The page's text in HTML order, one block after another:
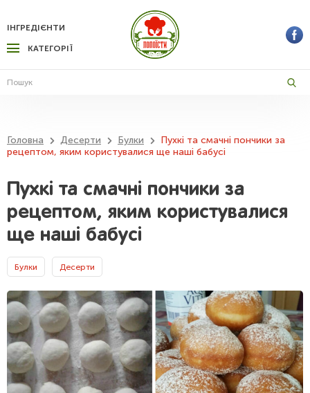
КАТЕГОРІЇ
ІНГРЕДІЄНТИ
Головна Десерти Булки
Пухкі та смачні пончики за
рецептом, яким користувалися ще наші бабусі
Пухкі та смачні пончики за
рецептом, яким користувалися
ще наші бабусі
Булки Десерти